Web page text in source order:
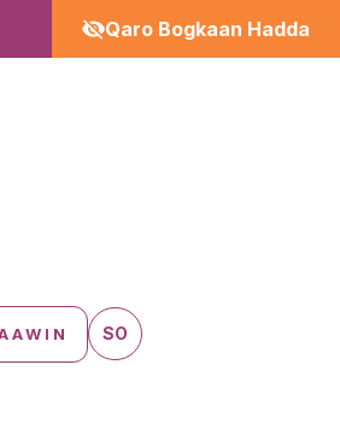
Qaro Bogkaan Hadda
SO